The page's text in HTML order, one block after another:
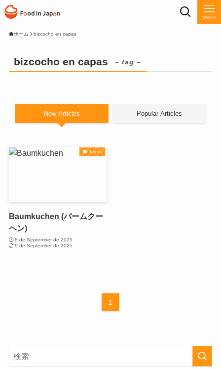
MENU
ホーム bizcocho en capas
bizcocho en capas – tag –
New Articles Popular Articles
Japón
Baumkuchen (バームクー
ヘン)
8 de September de 2025
9 de September de 2025
1